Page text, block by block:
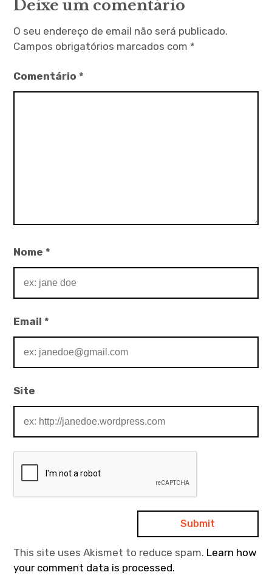
Deixe um comentário
O seu endereço de email não será publicado.
Campos obrigatórios marcados com *
Comentário*
Nome*
Email*
Site
This site uses Akismet to reduce spam. Learn how
your comment data is processed.